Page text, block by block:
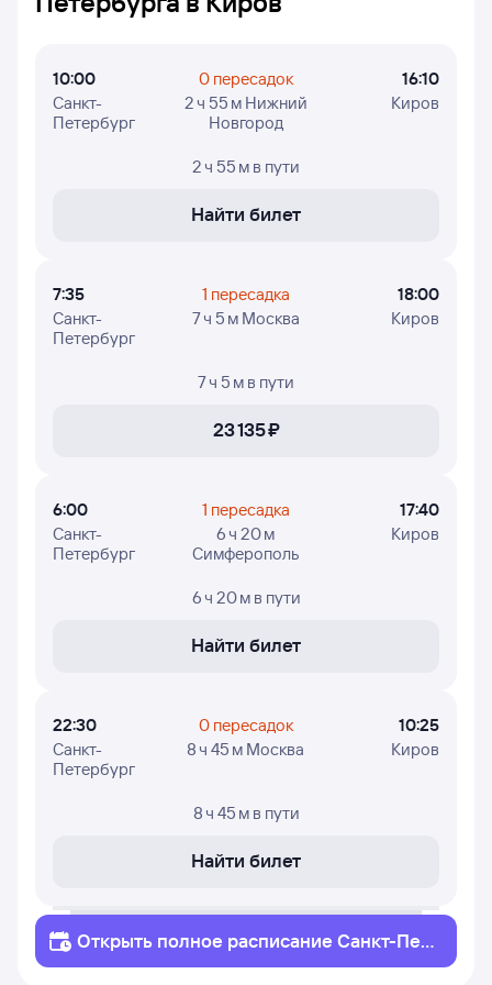
В таблице отображены: время вылета из Санкт-
осуществляет полёты.
10:00
Санкт-
Петербург
0 пересадок
2 ч 55 м Нижний
Новгород
16:10
Киров
2 ч 55 м в пути
Найти билет
7:35
Санкт-
Петербург
1 пересадка
7 ч 5 м Москва
18:00
Киров
7 ч 5 м в пути
23 ⁠135 ⁠₽
6:00
Санкт-
Петербург
1 пересадка
6 ч 20 м
Симферополь
17:40
Киров
6 ч 20 м в пути
Найти билет
22:30
Санкт-
Петербург
0 пересадок
8 ч 45 м Москва
10:25
Киров
8 ч 45 м в пути
Найти билет
Открыть полное расписание Санкт-Пет
ербург
Киров